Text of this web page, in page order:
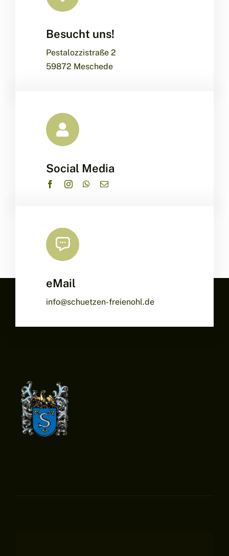
Leaflet |Map data ©OpenStreetMap
Besucht uns!
Pestalozzistraße 2
59872 Meschede
Social Media
eMail
info@schuetzen-freienohl.de